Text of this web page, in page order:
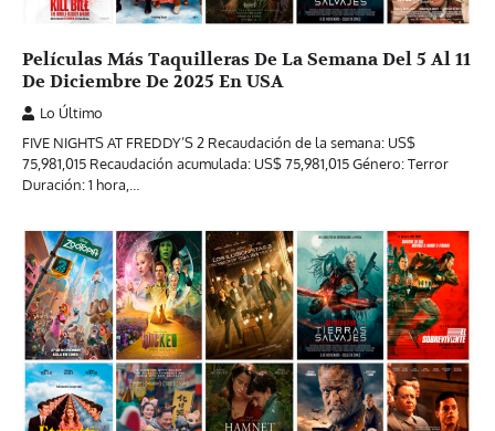
Películas Más Taquilleras De La Semana Del 5 Al 11
De Diciembre De 2025 En USA
Lo Último
FIVE NIGHTS AT FREDDY’S 2 Recaudación de la semana: US$
75,981,015 Recaudación acumulada: US$ 75,981,015 Género: Terror
Duración: 1 hora,…